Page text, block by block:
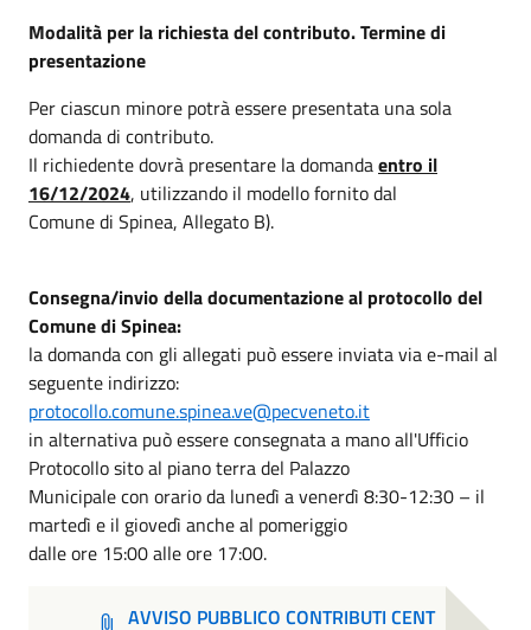
Modalità per la richiesta del contributo. Termine di
presentazione
Per ciascun minore potrà essere presentata una sola
domanda di contributo.
Il richiedente dovrà presentare la domandaentro il
16/12/2024, utilizzando il modello fornito dal
Comune di Spinea, Allegato B).
Consegna/invio della documentazione al protocollo del
Comune di Spinea:
la domanda con gli allegati può essere inviata via e-mail al
seguente indirizzo:
protocollo.comune.spinea.ve@pecveneto.it
in alternativa può essere consegnata a mano all'Ufficio
Protocollo sito al piano terra del Palazzo
Municipale con orario da lunedì a venerdì 8:30-12:30 – il
martedì e il giovedì anche al pomeriggio
dalle ore 15:00 alle ore 17:00.
AVVISO PUBBLICO CONTRIBUTI CENT